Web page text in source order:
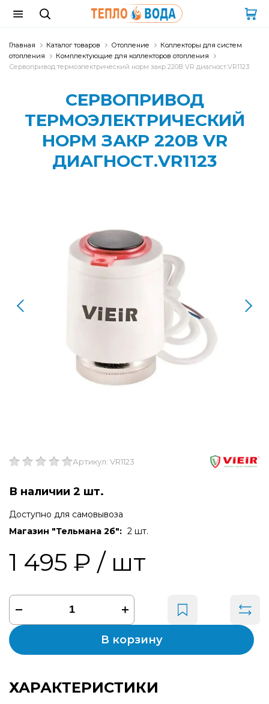
Главная Каталог товаров Отопление
Коллекторы для систем
отопления
Комплектующие для коллекторов отопления
Сервопривод термоэлектрический норм закр 220В VR диагност.VR1123
СЕРВОПРИВОД
ТЕРМОЭЛЕКТРИЧЕСКИЙ
НОРМ ЗАКР 220В VR
ДИАГНОСТ.VR1123
Артикул: VR1123
В наличии 2 шт.
Доступно для самовывоза
Магазин "Тельмана 2б": 2 шт.
1 495 ₽ / шт
В корзину
ХАРАКТЕРИСТИКИ